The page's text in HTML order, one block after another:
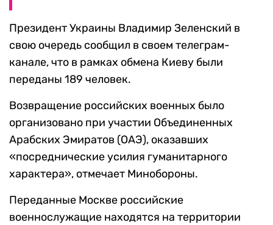
Президент Украины Владимир Зеленский в
свою очередь сообщил в своем телеграм-
канале, что в рамках обмена Киеву были
переданы 189 человек.
Возвращение российских военных было
организовано при участии Объединенных
Арабских Эмиратов (ОАЭ), оказавших
«посреднические усилия гуманитарного
характера», отмечает Минобороны.
Переданные Москве российские
военнослужащие находятся на территории